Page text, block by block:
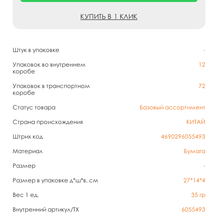
Штук в упаковке
-
Упаковок во внутреннем
коробе
12
Упаковок в транспортном
коробе
72
Статус товара
Базовый ассортимент
Страна происхождения
КИТАЙ
Штрих код
4690296055493
Материал
Бумага
Размер
-
Размер в упаковке д*ш*в, см
27*14*4
Вес 1 ед.
35 гр
Внутренний артикул/TX
6055493
КУПИТЬ В 1 КЛИК